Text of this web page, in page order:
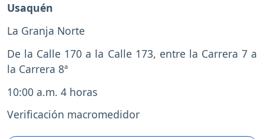
Usaquén
La Granja Norte
De la Calle 170 a la Calle 173, entre la Carrera 7 a
la Carrera 8ª
10:00 a.m. 4 horas
Verificación macromedidor